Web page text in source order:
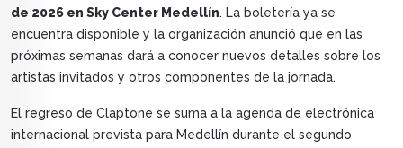
de 2026 en Sky Center Medellín. La boletería ya se
encuentra disponible y la organización anunció que en las
próximas semanas dará a conocer nuevos detalles sobre los
artistas invitados y otros componentes de la jornada.
El regreso de Claptone se suma a la agenda de electrónica
internacional prevista para Medellín durante el segundo